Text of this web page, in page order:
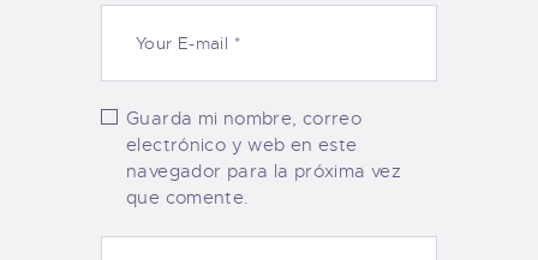
Guarda mi nombre, correo
electrónico y web en este
navegador para la próxima vez
que comente.